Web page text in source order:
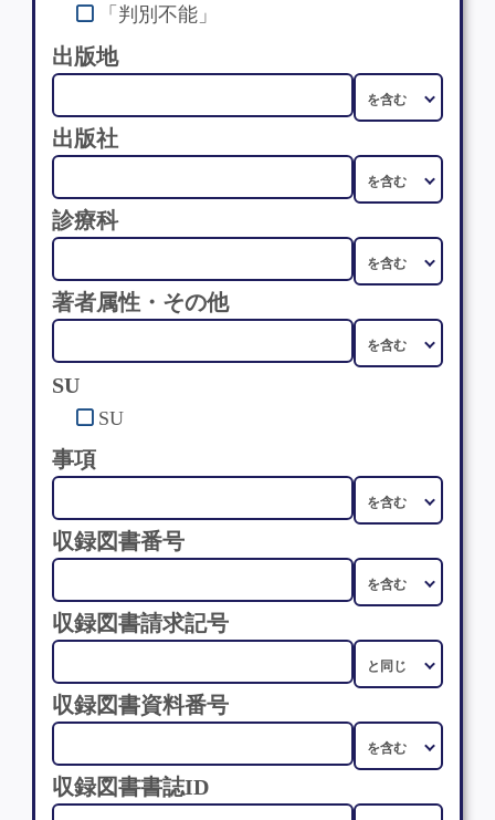
「判別不能」
出版地
出版社
診療科
著者属性・その他
SU
SU
事項
収録図書番号
収録図書請求記号
収録図書資料番号
収録図書書誌ID